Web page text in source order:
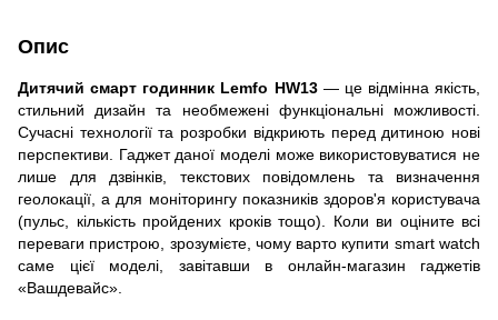
Опис
Дитячий смарт годинник Lemfo HW13 — це відмінна якість,
стильний дизайн та необмежені функціональні можливості.
Сучасні технології та розробки відкриють перед дитиною нові
перспективи. Гаджет даної моделі може використовуватися не
лише для дзвінків, текстових повідомлень та визначення
геолокації, а для моніторингу показників здоров'я користувача
(пульс, кількість пройдених кроків тощо). Коли ви оціните всі
переваги пристрою, зрозумієте, чому варто купити smart watch
саме цієї моделі, завітавши в онлайн-магазин гаджетів
«Вашдевайс».